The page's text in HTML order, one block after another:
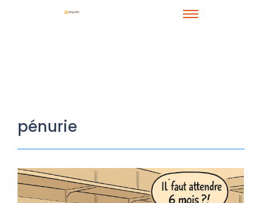
pénurie